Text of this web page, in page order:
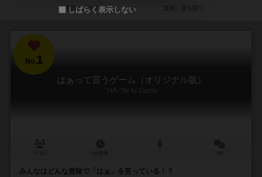
No.1
はぁって言うゲーム（オリジナル版）
”HA-”tte Iu Game
みんなはどんな意味で「はぁ」を言っている！？
しばらく表示しない